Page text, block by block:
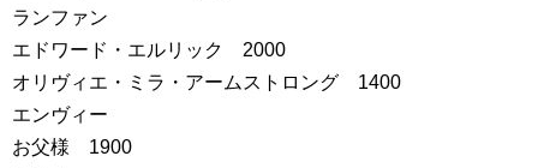
ランファン
エドワード・エルリック 2000
オリヴィエ・ミラ・アームストロング 1400
エンヴィー
お父様 1900